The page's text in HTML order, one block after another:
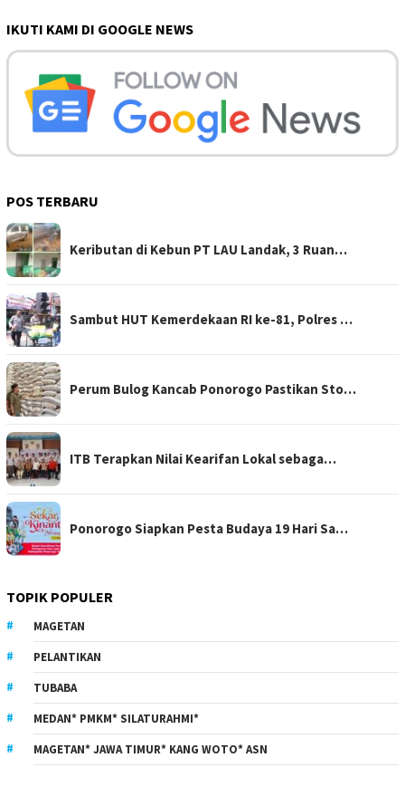
IKUTI KAMI DI GOOGLE NEWS
POS TERBARU
Keributan di Kebun PT LAU Landak, 3 Ruan…
Sambut HUT Kemerdekaan RI ke-81, Polres …
Perum Bulog Kancab Ponorogo Pastikan Sto…
ITB Terapkan Nilai Kearifan Lokal sebaga…
Ponorogo Siapkan Pesta Budaya 19 Hari Sa…
TOPIK POPULER
MAGETAN
PELANTIKAN
TUBABA
MEDAN* PMKM* SILATURAHMI*
MAGETAN* JAWA TIMUR* KANG WOTO* ASN